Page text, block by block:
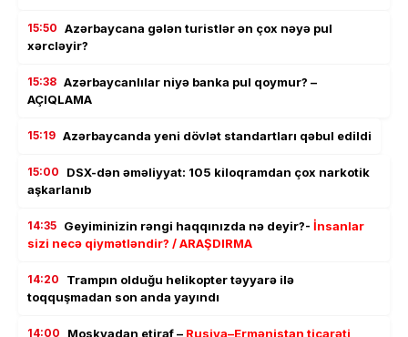
15:50 Azərbaycana gələn turistlər ən çox nəyə pul
xərcləyir?
15:38 Azərbaycanlılar niyə banka pul qoymur? –
AÇIQLAMA
15:19 Azərbaycanda yeni dövlət standartları qəbul edildi
15:00
DSX-dən əməliyyat: 105 kiloqramdan çox narkotik
aşkarlanıb
14:35 Geyiminizin rəngi haqqınızda nə deyir?- İnsanlar
sizi necə qiymətləndir? / ARAŞDIRMA
14:20
Trampın olduğu helikopter təyyarə ilə
toqquşmadan son anda yayındı
14:00 Moskvadan etiraf – Rusiya–Ermənistan ticarəti